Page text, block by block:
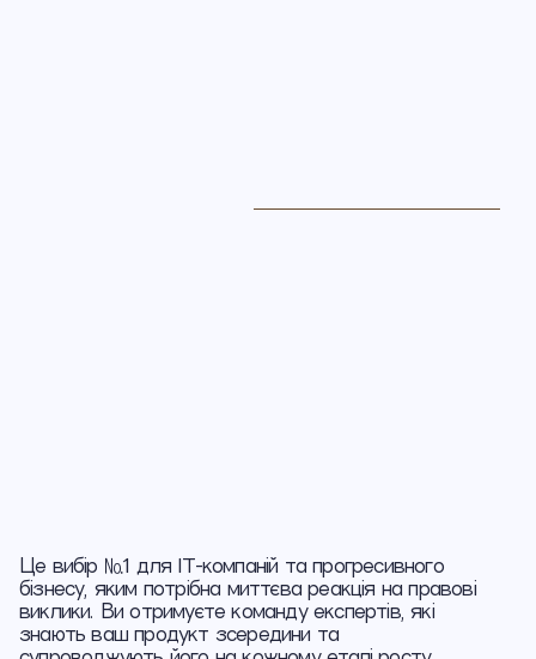
Це вибір №1 для IT-компаній та прогресивного
бізнесу, яким потрібна миттєва реакція на правові
виклики. Ви отримуєте команду експертів, які
знають ваш продукт зсередини та